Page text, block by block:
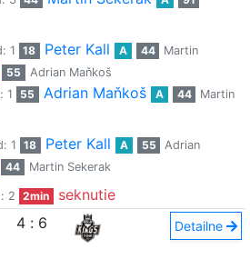
1 18 Peter Kall A 44
Martin
55
Adrian Maňkoš
1 55 Adrian Maňkoš A 44
Martin
1 18 Peter Kall A 55
Adrian
44 Martin Sekerak
2 2min
seknutie
4 : 6 Detailne